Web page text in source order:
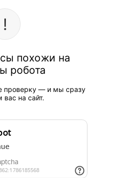
похожи на
робота
проверку — и мы сразу
вас на сайт.